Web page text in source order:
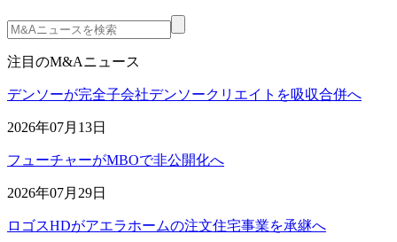
注目のM&Aニュース
デンソーが完全子会社デンソークリエイトを吸収合併へ
2026年07月13日
フューチャーがMBOで非公開化へ
2026年07月29日
ロゴスHDがアエラホームの注文住宅事業を承継へ